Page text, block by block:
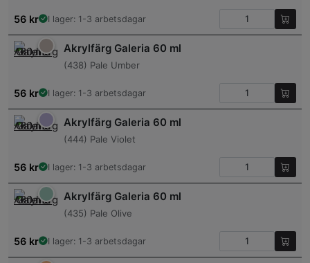
56 kr I lager: 1-3 arbetsdagar
Akrylfärg Galeria 60 ml
(438) Pale Umber
56 kr I lager: 1-3 arbetsdagar
Akrylfärg Galeria 60 ml
(444) Pale Violet
56 kr I lager: 1-3 arbetsdagar
Akrylfärg Galeria 60 ml
(435) Pale Olive
56 kr I lager: 1-3 arbetsdagar